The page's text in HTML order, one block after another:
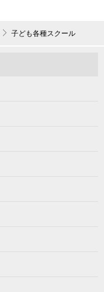
子ども各種スクール